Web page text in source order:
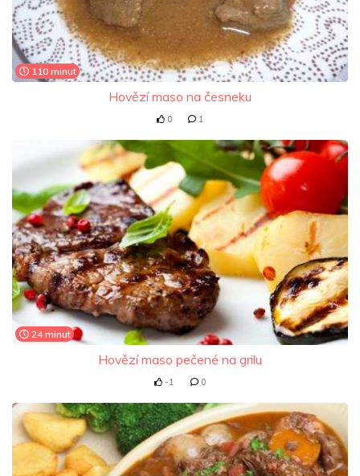
110 minut
Hovězí maso na česneku
0 1
24 minut
Hovězí maso pečené na grilu
-1 0